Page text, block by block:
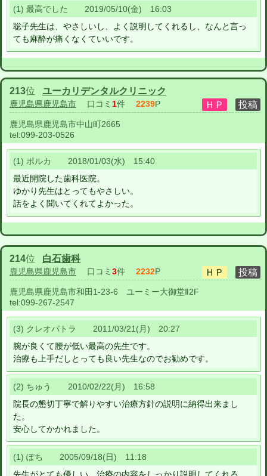
(1) 最高でした 2019/05/10(金) 16:03
聡子先生は、やさしいし、よく説明してくれるし、なんと言っ
ても麻酔が痛くなくていいです。
213位 ユーカリデンタルクリニック
鹿児島県鹿児島市 口コミ 1件 2239P
鹿児島県鹿児島市中山町2665
tel:099-203-0526
(1) ポルカ 2018/01/03(水) 15:40
最近開院した歯科医院。
ゆかり先生はとってもやさしい。
話をよく聞いてくれてよかった。
214位 白石歯科
鹿児島県鹿児島市 口コミ 3件 2232P
鹿児島県鹿児島市和田1-23-6 ユーミー大御堂Ⅱ2F
tel:099-267-2547
(3) クレオパトラ 2011/03/21(月) 20:27
腕が良くて腰が低い最高の先生です。
治療も上手だしとっても良い先生なのでお勧めです。
(2) ちゅう 2010/02/22(月) 16:58
院長の懇切丁寧で解りやすい治療方針の説明に納得出来まし
た。
安心してかかれました。
(1) ぽち 2005/09/18(日) 11:18